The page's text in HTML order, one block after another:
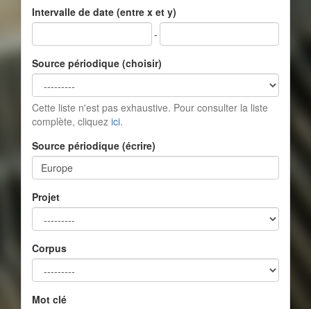
Intervalle de date (entre x et y)
-
Source périodique (choisir)
Cette liste n'est pas exhaustive. Pour consulter la liste
complète, cliquez ici.
Source périodique (écrire)
Projet
Corpus
Mot clé